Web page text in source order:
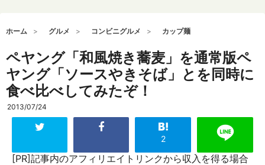
ホーム グルメ コンビニグルメ カップ麺
ペヤング「和風焼き蕎麦」を通常版ペ
ヤング「ソースやきそば」とを同時に
食べ比べしてみたぞ！
2013/07/24
2
[PR]記事内のアフィリエイトリンクから収入を得る場合